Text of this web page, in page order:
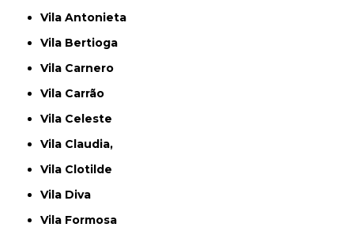
Vila Antonieta
Vila Bertioga
Vila Carnero
Vila Carrão
Vila Celeste
Vila Claudia,
Vila Clotilde
Vila Diva
Vila Formosa